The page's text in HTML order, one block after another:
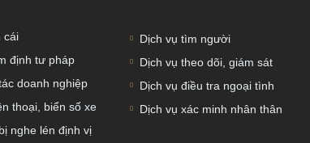
cái
định tư pháp
doanh nghiệp
thoại, biển số xe
nghe lén định vị
Dịch vụ tìm người
Dịch vụ theo dõi, giám sát
Dịch vụ điều tra ngoại tình
Dịch vụ xác minh nhân thân